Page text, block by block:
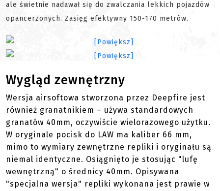
ale świetnie nadawał się do zwalczania lekkich pojazdów
opancerzonych. Zasięg efektywny 150-170 metrów.
Wygląd zewnętrzny
Wersja airsoftowa stworzona przez Deepfire jest
również granatnikiem – używa standardowych
granatów 40mm, oczywiście wielorazowego użytku.
W oryginale pocisk do LAW ma kaliber 66 mm,
mimo to wymiary zewnętrzne repliki i oryginału są
niemal identyczne. Osiągnięto je stosując "lufę
wewnętrzną" o średnicy 40mm. Opisywana
"specjalna wersja" repliki wykonana jest prawie w